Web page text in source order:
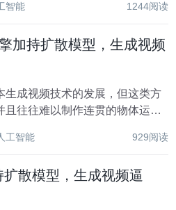
说明 1.安装ROOP插件 方法1：在SD--扩展--从网址安...
智能 1244阅读
加持扩散模型，生成视频
生成视频技术的发展，但这类方
且往往难以制作连贯的物体运动
AI Lab 的研究者联合提出了
工智能 929阅读
散模型，生成视频逼